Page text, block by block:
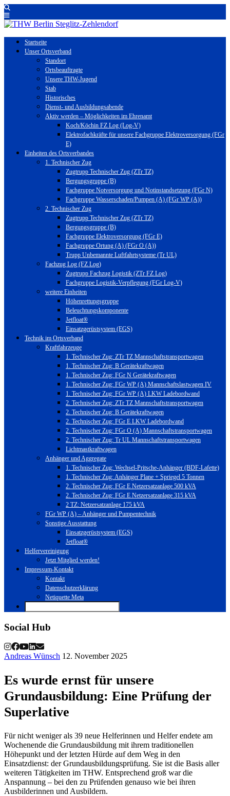
Startseite
Unser Ortsverband
Standort
Ortsbeauftragte
Unsere THW-Jugend
Stab
Historisches
Dienst- und Ausbildungsabende
Aktiv werden – Möglichkeiten im Ehrenamt
Koch/Köchin FZ Log (Log-V)
Elektrofachkräfte für unsere Fachgruppe Elektroversorgung (FGr
E)
Einheiten des Ortsverbandes
1. Technischer Zug
Zugtrupp Technischer Zug (ZTr TZ)
Bergungsgruppe (B)
Fachgruppe Notversorgung und Notinstandsetzung (FGr N)
Fachgruppe Wasserschaden/Pumpen (A) (FGr WP (A))
2. Technischer Zug
Zugtrupp Technischer Zug (ZTr TZ)
Bergungsgruppe (B)
Fachgruppe Elektroversorgung (FGr E)
Fachgruppe Ortung (A) (FGr O (A))
Trupp Unbemannte Luftfahrtsysteme (Tr UL)
Fachzug Log (FZ Log)
Zugtrupp Fachzug Logistik (ZTr FZ Log)
Fachgruppe Logistik-Verpflegung (FGr Log-V)
weitere Einheiten
Höhenrettungsgruppe
Beleuchtungskomponente
Jetfloat®
Einsatzgerüstsystem (EGS)
Technik im Ortsverband
Kraftfahrzeuge
1. Technischer Zug: ZTr TZ Mannschaftstransportwagen
1. Technischer Zug: B Gerätekraftwagen
1. Technischer Zug: FGr N Gerätekraftwagen
1. Technischer Zug: FGr WP (A) Mannschaftslastwagen IV
1. Technischer Zug: FGr WP (A) LKW Ladebordwand
2. Technischer Zug: ZTr TZ Mannschaftstransportwagen
2. Technischer Zug: B Gerätekraftwagen
2. Technischer Zug: FGr E LKW Ladebordwand
2. Technischer Zug: FGr O (A) Mannschaftstransportwagen
2. Technischer Zug: Tr UL Mannschaftstransportwagen
Lichtmastkraftwagen
Anhänger und Aggregate
1. Technischer Zug: Wechsel-Pritsche-Anhänger (BDF-Lafette)
1. Technischer Zug: Anhänger Plane + Spriegel 5 Tonnen
2. Technischer Zug: FGr E Netzersatzanlage 500 kVA
2. Technischer Zug: FGr E Netzersatzanlage 315 kVA
2 TZ: Netzersatzanlage 175 kVA
FGr WP (A) – Anhänger und Pumpentechnik
Sonstige Ausstattung
Einsatzgerüstsystem (EGS)
Jetfloat®
Helfervereinigung
Jetzt Mitglied werden!
Impressum-Kontakt
Kontakt
Datenschutzerklärung
Netiquette Meta
Social Hub
Andreas Wünsch 12. November 2025
Es wurde ernst für unsere
Grundausbildung: Eine Prüfung der
Superlative
Für nicht weniger als 39 neue Helferinnen und Helfer endete am
Wochenende die Grundausbildung mit ihrem traditionellen
Höhepunkt und der letzten Hürde auf dem Weg in den
Einsatzdienst: der Grundausbildungsprüfung. Sie ist die Basis aller
weiteren Tätigkeiten im THW. Entsprechend groß war die
Anspannung – bei den zu Prüfenden genauso wie bei ihren
Ausbilderinnen und Ausbildern.